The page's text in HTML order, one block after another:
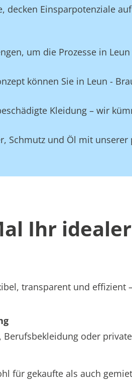
decken Einsparpotenziale
um die Prozesse in
können Sie in Leun -
Kleidung – wir
Schmutz und Öl mit
Ihr
transparent und effizient
Berufsbekleidung oder
für gekaufte als auch